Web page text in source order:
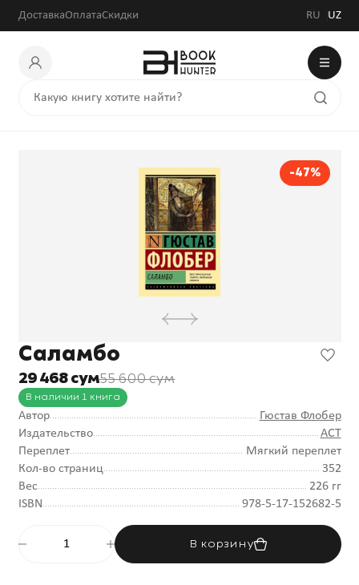
ДоставкаОплатаСкидки RU UZ
-47%
Саламбо
29 468 сум55 600 сум
В наличии 1 книга
Автор
Гюстав Флобер
Издательство
АСТ
Переплет
Мягкий переплет
Кол-во страниц
352
Вес
226 гг
ISBN
978-5-17-152682-5
В корзину